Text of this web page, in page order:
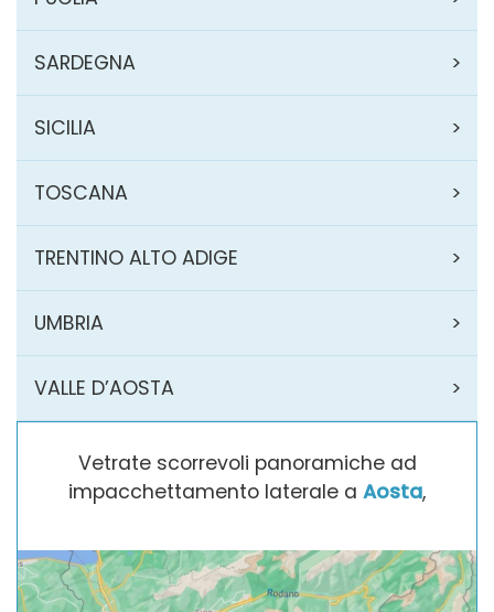
SARDEGNA
SICILIA
TOSCANA
TRENTINO ALTO ADIGE
UMBRIA
VALLE D’AOSTA
Vetrate scorrevoli panoramiche ad
impacchettamento laterale a Aosta,